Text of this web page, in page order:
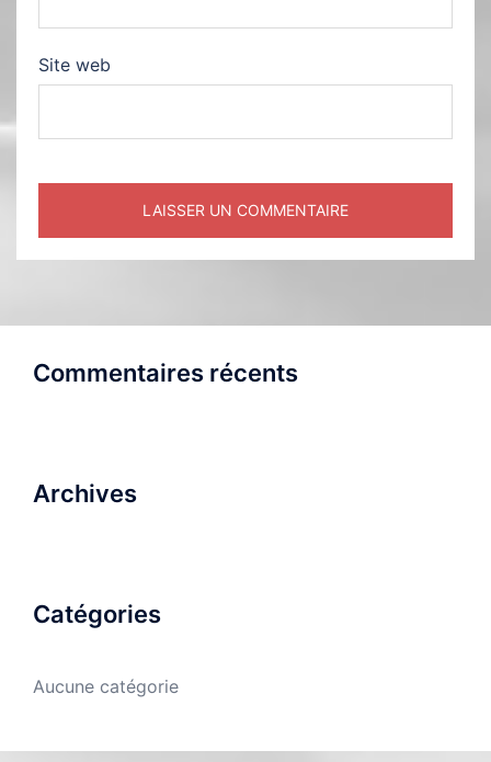
Site web
Commentaires récents
Archives
Catégories
Aucune catégorie